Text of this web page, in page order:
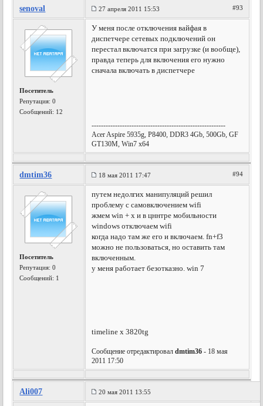
senoval 27 апреля 2011 15:53 #93
Посетитель
Репутация:0
Сообщений: 12
У меня после отключения вайфая в
диспетчере сетевых подключений он
перестал включатся при загрузке (и вообще),
правда теперь для включения его нужно
сначала включать в диспетчере
---------------------------------------------------------
Acer Aspire 5935g, P8400, DDR3 4Gb, 500Gb, GF
GT130M, Win7 x64
dmtim36 18 мая 2011 17:47 #94
Посетитель
Репутация:0
Сообщений: 1
путем недолгих манипуляций решил
проблему с самовключением wifi
жмем win + x и в цннтре мобильности
windows отключаем wifi
когда надо там же его и включаем. fn+f3
можно не пользоваться, но оставить там
включенным.
у меня работает безотказно. win 7
timeline x 3820tg
Сообщение отредактировалdmtim36 - 18 мая
2011 17:50
Ali007 20 мая 2011 13:55